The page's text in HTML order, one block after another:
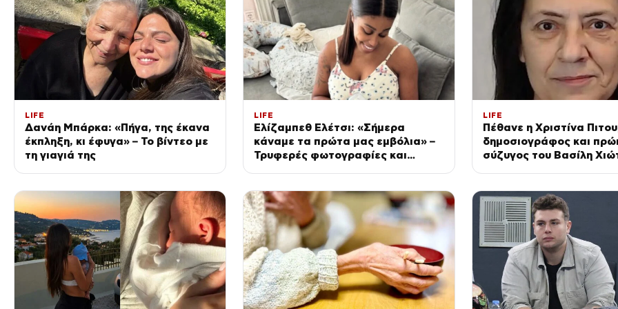
LIFE
Δανάη Μπάρκα: «Πήγα, της έκανα
έκπληξη, κι έφυγα» – Το βίντεο με
τη γιαγιά της
LIFE
Ελίζαμπεθ Ελέτσι: «Σήμερα
κάναμε τα πρώτα μας εμβόλια» –
Τρυφερές φωτογραφίες και
LIFE
Πέθανε η Χριστίνα
δημοσιογράφος και
σύζυγος του Βασίλη